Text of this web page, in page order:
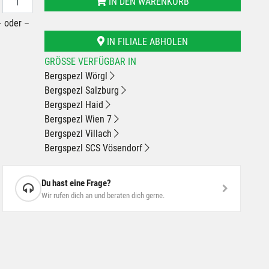
oder –
IN FILIALE ABHOLEN
GRÖSSE VERFÜGBAR IN
Bergspezl Wörgl
Bergspezl Salzburg
Bergspezl Haid
Bergspezl Wien 7
Bergspezl Villach
Bergspezl SCS Vösendorf
Du hast eine Frage?
Wir rufen dich an und beraten dich gerne.